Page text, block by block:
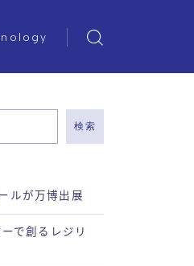
検索
ルが万博出展
で創るレジリ